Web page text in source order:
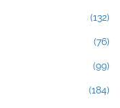
(132)
(76)
(99)
(184)